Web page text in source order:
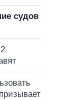
судов